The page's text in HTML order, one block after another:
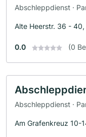
Abschleppdienst ·
Alte Heerstr. 36 -
0.0 (0
Abschleppdienst ·
Am Grafenkreuz 10-